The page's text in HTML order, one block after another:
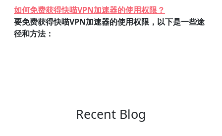
如何免费获得快喵VPN加速器的使用权限？
要免费获得快喵VPN加速器的使用权限，以下是一些途
径和方法：
Recent Blog